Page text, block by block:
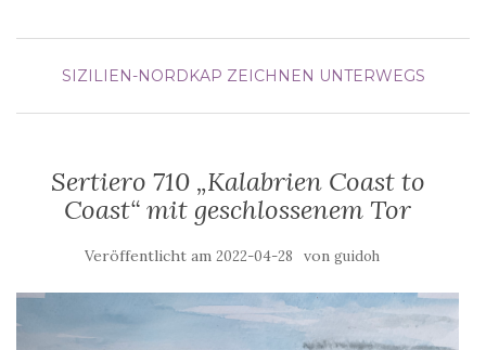
SIZILIEN-NORDKAP ZEICHNEN UNTERWEGS
Sertiero 710 „Kalabrien Coast to
Coast“ mit geschlossenem Tor
Veröffentlicht am 2022-04-28 von guidoh